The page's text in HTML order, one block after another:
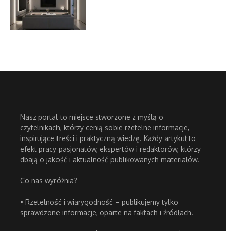
Nasz portal to miejsce stworzone z myślą o
czytelnikach, którzy cenią sobie rzetelne informacje,
inspirujące treści i praktyczną wiedzę. Każdy artykuł to
efekt pracy pasjonatów, ekspertów i redaktorów, którzy
dbają o jakość i aktualność publikowanych materiałów.
Co nas wyróżnia?
• Rzetelność i wiarygodność – publikujemy tylko
sprawdzone informacje, oparte na faktach i źródłach.